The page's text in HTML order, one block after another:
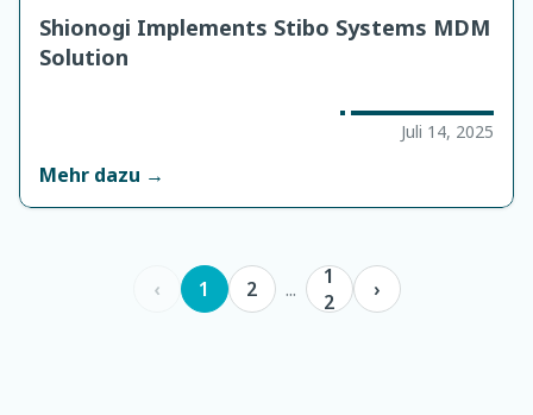
Shionogi Implements Stibo Systems MDM
Solution
Juli 14, 2025
Mehr dazu →
‹ 1 2 ...
1
2
›